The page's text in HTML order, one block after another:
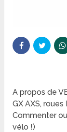
A propos de
GX AXS,
Commenter
vélo !)